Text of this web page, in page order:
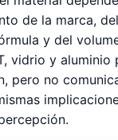
de la marca,
y del
vidrio y aluminio
pero no